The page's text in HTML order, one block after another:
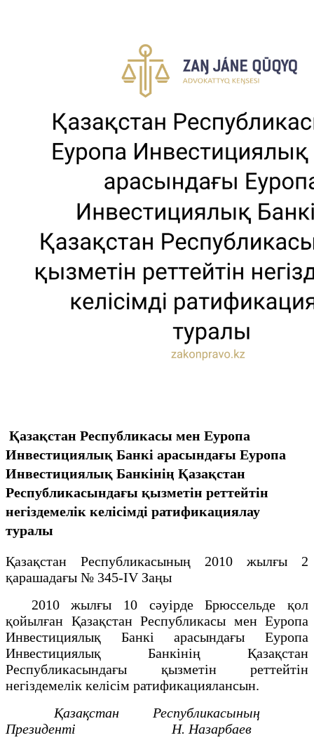
Қазақстан Республикасы мен Еуропа
Инвестициялық Банкі арасындағы Еуропа
Инвестициялық Банкінің Қазақстан
Республикасындағы қызметін реттейтін
негіздемелік келісімді ратификациялау
туралы
Қазақстан Республикасының 2010 жылғы 2
қарашадағы № 345-IV Заңы
2010 жылғы 10 сәуірде Брюссельде қол
қойылған Қазақстан Республикасы мен Еуропа
Инвестициялық Банкі арасындағы Еуропа
Инвестициялық Банкінің Қазақстан
Республикасындағы қызметін реттейтін
негіздемелік келісім ратификациялансын.
Қазақстан Республикасының
Президенті Н. Назарбаев